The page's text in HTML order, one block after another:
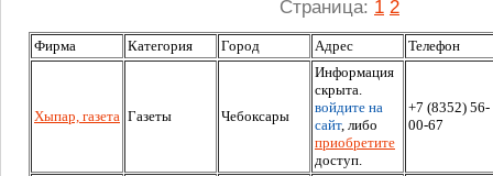
Страница: 1 2
Фирма Категория Город Адрес Телефон
Хыпар, газета Газеты Чебоксары
Информация
скрыта.
войдите на
сайт, либо
приобретите
доступ.
+7 (8352) 56-
00-67